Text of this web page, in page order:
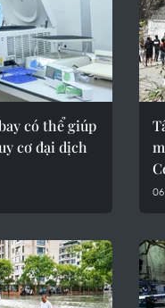
có thể giúp
cơ đại dịch